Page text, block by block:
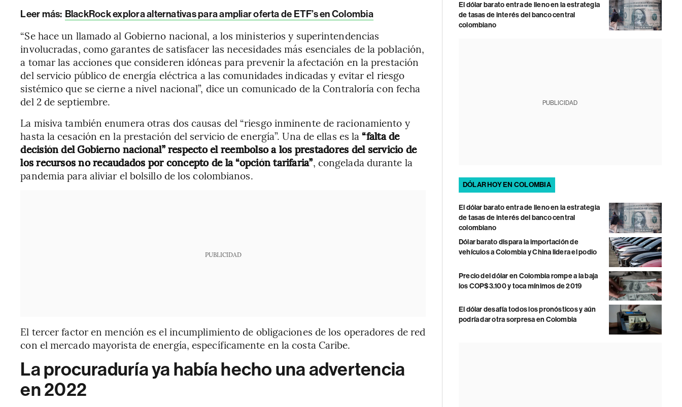
Leer más: BlackRock explora alternativas para ampliar oferta de ETF’s en Colombia
“Se hace un llamado al Gobierno nacional, a los ministerios y superintendencias
involucradas, como garantes de satisfacer las necesidades más esenciales de la población,
a tomar las acciones que consideren idóneas para prevenir la afectación en la prestación
del servicio público de energía eléctrica a las comunidades indicadas y evitar el riesgo
sistémico que se cierne a nivel nacional”, dice un comunicado de la Contraloría con fecha
del 2 de septiembre.
La misiva también enumera otras dos causas del “riesgo inminente de racionamiento y
hasta la cesación en la prestación del servicio de energía”. Una de ellas es la“falta de
decisión del Gobierno nacional” respecto el reembolso a los prestadores del servicio de
los recursos no recaudados por concepto de la “opción tarifaria”, congelada durante la
pandemia para aliviar el bolsillo de los colombianos.
PUBLICIDAD
El tercer factor en mención es el incumplimiento de obligaciones de los operadores de red
con el mercado mayorista de energía, específicamente en la costa Caribe.
La procuraduría ya había hecho una advertencia
en 2022
El dólar barato entra de lleno en la estrategia
de tasas de interés del banco central
colombiano
PUBLICIDAD
DÓLAR HOY EN COLOMBIA
El dólar barato entra de lleno en la estrategia
de tasas de interés del banco central
colombiano
Dólar barato dispara la importación de
vehículos a Colombia y China lidera el podio
Precio del dólar en Colombia rompe a la baja
los COP$3.100 y toca mínimos de 2019
El dólar desafía todos los pronósticos y aún
podría dar otra sorpresa en Colombia